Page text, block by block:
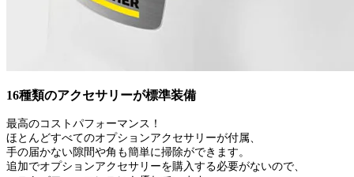
16種類のアクセサリーが標準装備
最高のコストパフォーマンス！
ほとんどすべてのオプションアクセサリーが付属、
手の届かない隙間や角も簡単に掃除ができます。
追加でオプションアクセサリーを購入する必要がないので、